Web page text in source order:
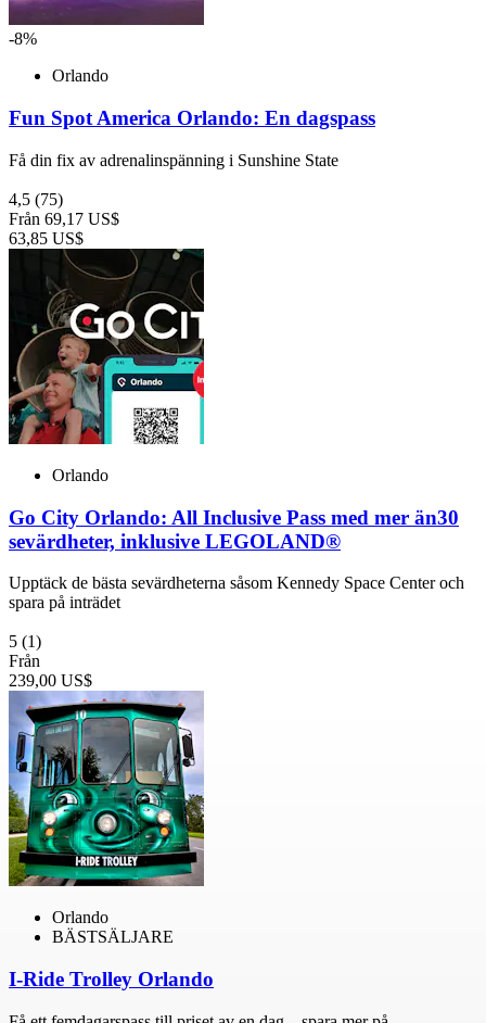
-8%
Orlando
Fun Spot America Orlando: En dagspass
Få din fix av adrenalinspänning i Sunshine State
4,5 (75)
Från 69,17 US$
63,85 US$
Orlando
Go City Orlando: All Inclusive Pass med mer än30
sevärdheter, inklusive LEGOLAND®
Upptäck de bästa sevärdheterna såsom Kennedy Space Center och
spara på inträdet
5 (1)
Från
239,00 US$
Orlando
BÄSTSÄLJARE
I-Ride Trolley Orlando